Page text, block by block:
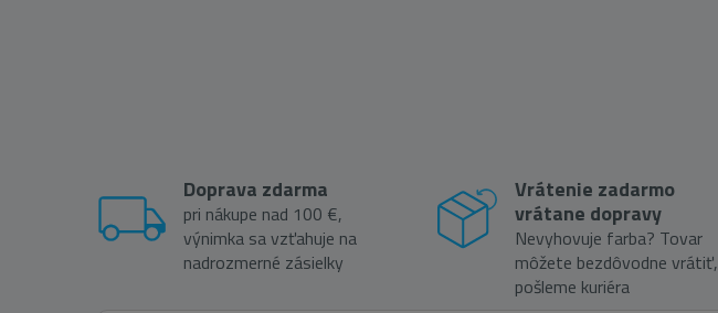
Doprava zdarma
pri nákupe nad 100 €,
výnimka sa vzťahuje na
nadrozmerné zásielky
Vrátenie zadarmo
vrátane dopravy
Nevyhovuje farba? Tovar
môžete bezdôvodne vrátiť,
pošleme kuriéra